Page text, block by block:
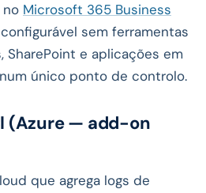
no Microsoft 365 Business
sem ferramentas
SharePoint e aplicações em
único ponto de controlo.
(Azure — add-on
que agrega logs de